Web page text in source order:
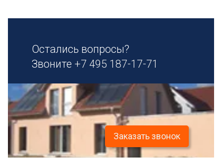
Остались вопросы?
Звоните +7 495 187-17-71
Заказать звонок